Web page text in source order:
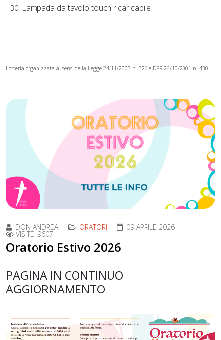
Lampada da tavolo touch ricaricabile
Lotteria organizzata ai sensi della Legge 24/11/2003 n. 326 e DPR 26/10/2001 n. 430
DON ANDREA ORATORI 09 APRILE 2026
VISITE: 9607
Oratorio Estivo 2026
PAGINA IN CONTINUO
AGGIORNAMENTO